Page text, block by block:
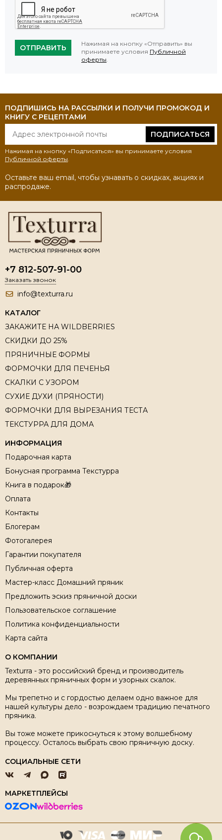
ОТПРАВИТЬ
Нажимая на кнопку «Отправить» вы
принимаете условия Публичной
оферты
ПОДПИШИСЬ НА РАССЫЛКИ И ПОЛУЧИ ПРОМОКОД И
КНИГУ С РЕЦЕПТАМИ
ПОДПИСАТЬСЯ
Нажимая на кнопку «Подписаться» вы принимаете условия
Публичной оферты
Оставьте ваш email, чтобы узнавать о скидках, акциях и
распродаже.
+7 812-507-91-00
Заказать звонок
info@texturra.ru
КАТАЛОГ
ЗАКАЖИТЕ НА WILDBERRIES
СКИДКИ ДО 25%
ПРЯНИЧНЫЕ ФОРМЫ
ФОРМОЧКИ ДЛЯ ПЕЧЕНЬЯ
СКАЛКИ С УЗОРОМ
СУХИЕ ДУХИ (ПРЯНОСТИ)
ФОРМОЧКИ ДЛЯ ВЫРЕЗАНИЯ ТЕСТА
ТЕКСТУРРА ДЛЯ ДОМА
ИНФОРМАЦИЯ
Подарочная карта
Бонусная программа Текстурра
Книга в подарок🎁
Оплата
Контакты
Блогерам
Фотогалерея
Гарантии покупателя
Публичная оферта
Мастер-класс Домашний пряник
Предложить эскиз пряничной доски
Пользовательское соглашение
Политика конфиденциальности
Карта сайта
О КОМПАНИИ
Texturra - это российский бренд и производитель
деревянных пряничных форм и узорных скалок.
Мы трепетно и с гордостью делаем одно важное для
нашей культуры дело - возрождаем традицию печатного
пряника.
Вы тоже можете прикоснуться к этому волшебному
процессу. Осталось выбрать свою пряничную доску.
СОЦИАЛЬНЫЕ СЕТИ
МАРКЕТПЛЕЙСЫ